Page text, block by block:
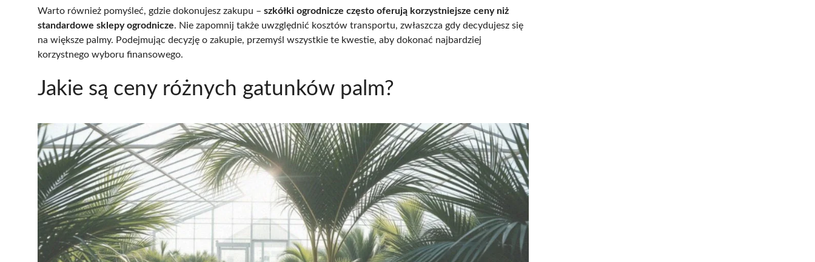
Warto również pomyśleć, gdzie dokonujesz zakupu – szkółki ogrodnicze często oferują korzystniejsze ceny niż
standardowe sklepy ogrodnicze. Nie zapomnij także uwzględnić kosztów transportu, zwłaszcza gdy decydujesz się
na większe palmy. Podejmując decyzję o zakupie, przemyśl wszystkie te kwestie, aby dokonać najbardziej
korzystnego wyboru finansowego.
Jakie są ceny różnych gatunków palm?